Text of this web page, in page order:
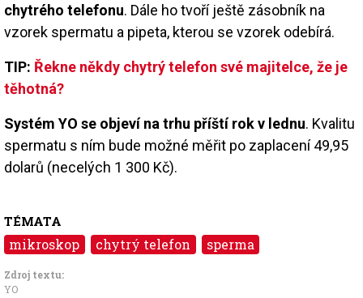
chytrého telefonu. Dále ho tvoří ještě zásobník na
vzorek spermatu a pipeta, kterou se vzorek odebírá.
TIP: Řekne někdy chytrý telefon své majitelce, že je
těhotná?
Systém YO se objeví na trhu příští rok v lednu. Kvalitu
spermatu s ním bude možné měřit po zaplacení 49,95
dolarů (necelých 1 300 Kč).
TÉMATA
mikroskop chytrý telefon sperma
Zdroj textu:
YO